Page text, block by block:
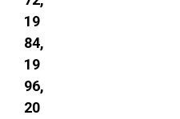
19
84,
19
96,
20